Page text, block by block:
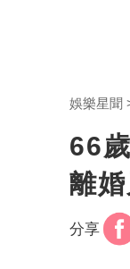
娛樂星聞
66
離
分享